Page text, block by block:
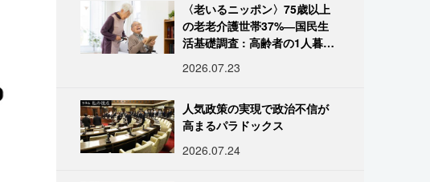
〈老いるニッポン〉75歳以上
の老老介護世帯37%―国民生
活基礎調査 : 高齢者の1人暮ら
2026.07.23
人気政策の実現で政治不信が
高まるパラドックス
2026.07.24